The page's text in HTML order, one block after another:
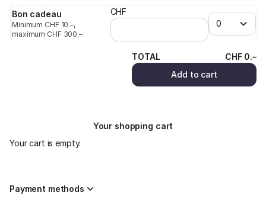
Bon cadeau
Minimum CHF 10.–,
maximum CHF 300.–
CHF
TOTAL CHF 0.–
Add to cart
Your shopping cart
Your cart is empty.
Payment methods